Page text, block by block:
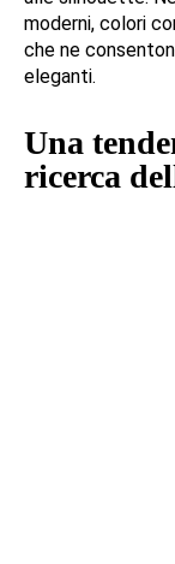
moderni, colori
che ne
eleganti.
Una
ricerca